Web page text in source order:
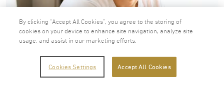
By clicking “Accept All Cookies”, you agree to the storing of
cookies on your device to enhance site navigation, analyze site
usage, and assist in our marketing efforts.
Cookies Settings Accept All Cookies